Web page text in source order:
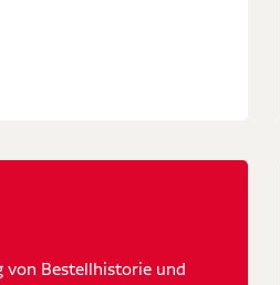
von Bestellhistorie und